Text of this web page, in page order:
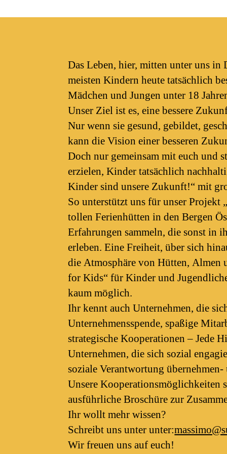
Das Leben, hier, mitten unter uns in
meisten Kindern heute tatsächlich
Mädchen und Jungen unter 18
Unser Ziel ist es, eine bessere
Nur wenn sie gesund, gebildet,
kann die Vision einer besseren
Doch nur gemeinsam mit euch und
erzielen, Kinder tatsächlich
Kinder sind unsere Zukunft!“ mit
So unterstützt uns für unser
tollen Ferienhütten in den Bergen
Erfahrungen sammeln, die sonst in
erleben. Eine Freiheit, über sich
die Atmosphäre von Hütten, Almen
for Kids“ für Kinder und
kaum möglich.
Ihr kennt auch Unternehmen, die
Unternehmensspende, spaßige
strategische Kooperationen – Jede
Unternehmen, die sich sozial
soziale Verantwortung
Unsere
ausführliche Broschüre zur
Ihr wollt mehr wissen?
Schreibt uns unter unter:
Wir freuen uns auf euch!